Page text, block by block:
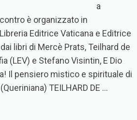
a
è organizzato in
Editrice Vaticana e Editrice
libri di Mercè Prats, Teilhard de
(LEV) e Stefano Visintin, E Dio
Il pensiero mistico e spirituale di
TEILHARD DE …